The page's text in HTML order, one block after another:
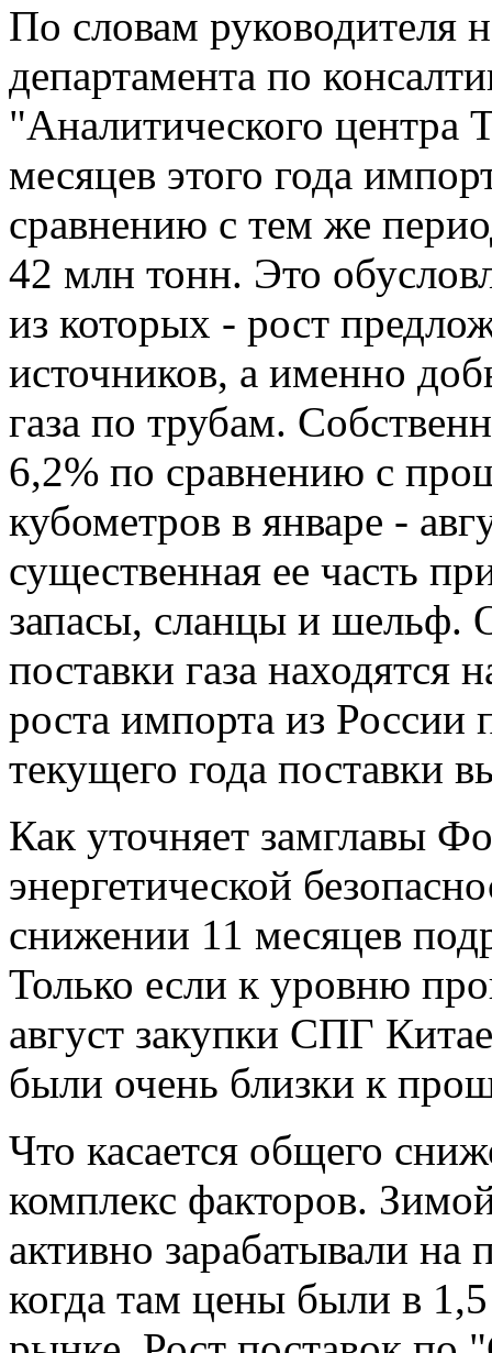
По словам руководителя
департамента по
"Аналитического центра
месяцев этого года
сравнению с тем же
42 млн тонн. Это
из которых - рост
источников, а именно
газа по трубам.
6,2% по сравнению с
кубометров в январе -
существенная ее часть
запасы, сланцы и шельф.
поставки газа находятся
роста импорта из
текущего года поставки
Как уточняет замглавы
энергетической
снижении 11 месяцев
Только если к уровню
август закупки СПГ
были очень близки к
Что касается общего
комплекс факторов.
активно зарабатывали
когда там цены были в